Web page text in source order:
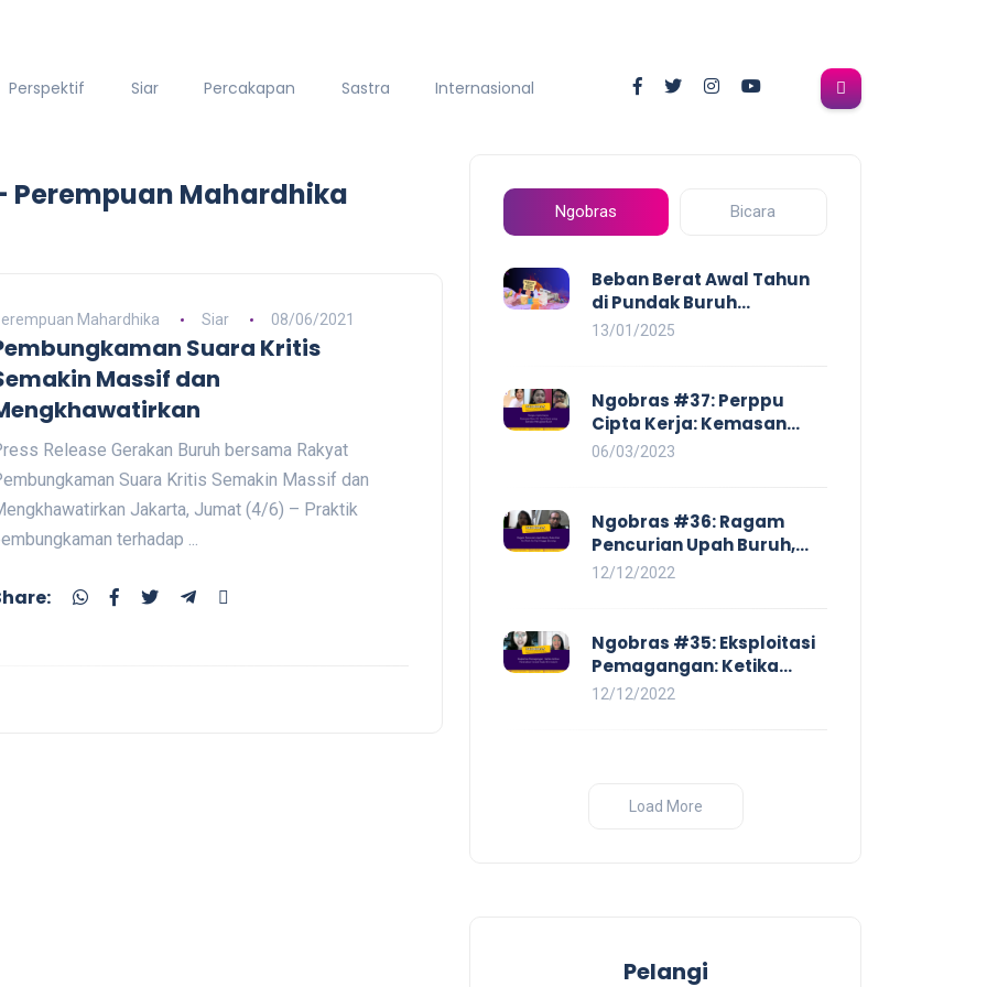
Perspektif Siar Percakapan Sastra Internasional
Perempuan Mahardhika
Mahardhika Siar 08/06/2021
Suara Kritis
Massif dan
Release Gerakan Buruh bersama Rakyat
Suara Kritis Semakin Massif dan
Jakarta, Jumat (4/6) – Praktik
terhadap ...
Ngobras Bicara
Beban Berat Awal Tahun
di Pundak Buruh
Perempuan: Kenaikan
Membayangi dan
Eksploitasi di Dunia Kerja
13/01/2025
Ngobras #37: Perppu
Cipta Kerja: Kemasan
Baru UU Cipta Kerja yang
06/03/2023
Ngobras #36: Ragam
Pencurian Upah Buruh,
Mulai Dari No Work No Pay
12/12/2022
Ngobras #35: Eksploitasi
Pemagangan: Ketika
Instituasi Pendidikan
12/12/2022
Load More
Pelangi